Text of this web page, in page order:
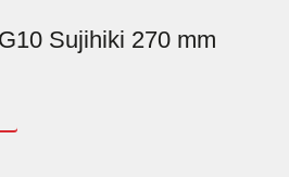
Sujihiki 270 mm